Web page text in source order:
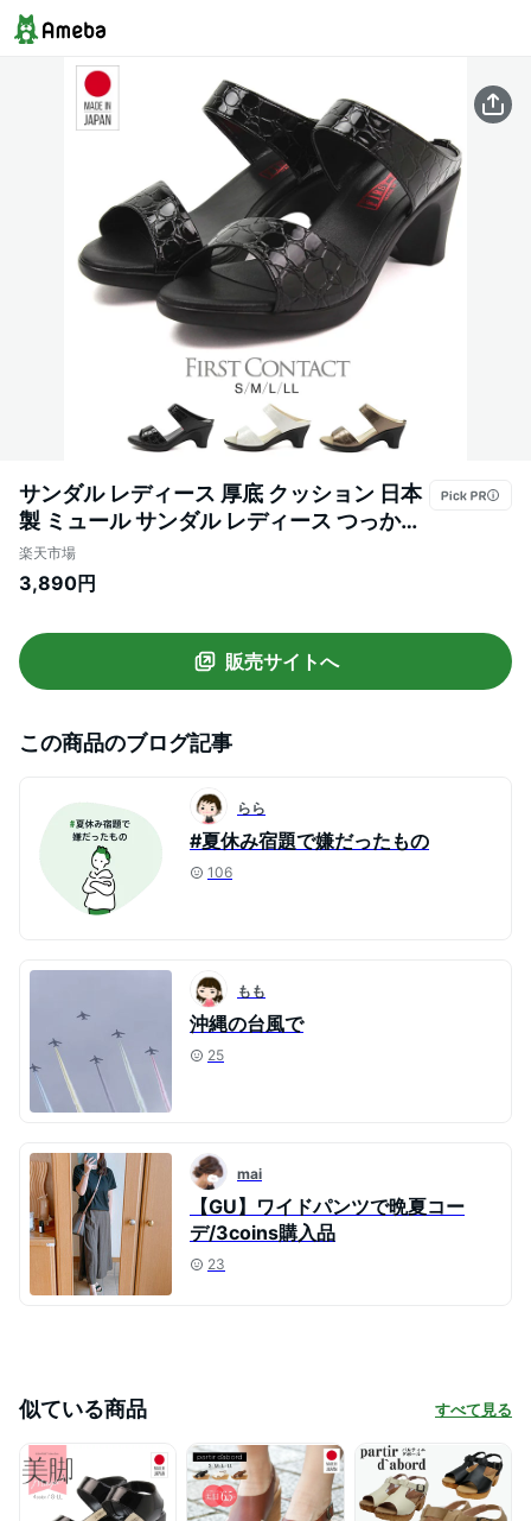
サンダル レディース 厚底 クッション 日本
製 ミュール サンダル レディース つっかけ
厚底サンダル オフィスサンダル 黒 靴 歩き
やすい おしゃれ コンフォート ヒール スト
楽天市場
3,890円
販売サイトへ
この商品のブログ記事
らら
#夏休み宿題で嫌だったもの
106
もも
沖縄の台風で
25
mai
【GU】ワイドパンツで晩夏コー
デ/3coins購入品
23
似ている商品 すべて見る